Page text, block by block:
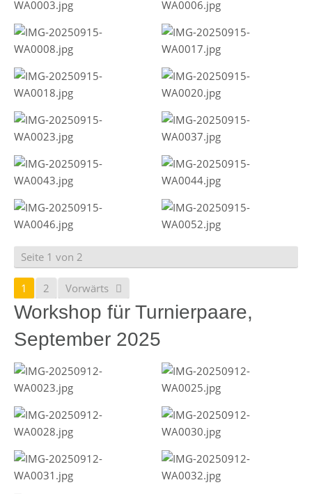
Seite 1 von 2
1 2 Vorwärts
Workshop für Turnierpaare,
September 2025